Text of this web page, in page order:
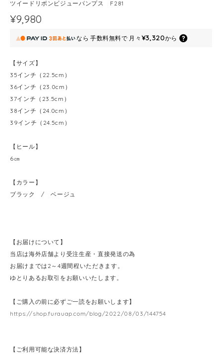
ツイードリボンビジューパンプス F281
¥9,980
なら 手数料無料で 月々 ¥3,320から
【サイズ】
35インチ（22.5cm）
36インチ（23.0cm）
37インチ（23.5cm）
38インチ（24.0cm）
39インチ（24.5cm）
【ヒール】
6㎝
【カラー】
ブラック / ベージュ
【お届けについて】
当店は海外店舗より受注生産・直接発送の為
お届けまでは2～4週間程いただきます。
ゆとりあるお取引をお願いいたします。
【ご購入の前に必ずご一読をお願いします】
https://shop.furauap.com/blog/2022/08/03/144754
【ご利用可能な決済方法】